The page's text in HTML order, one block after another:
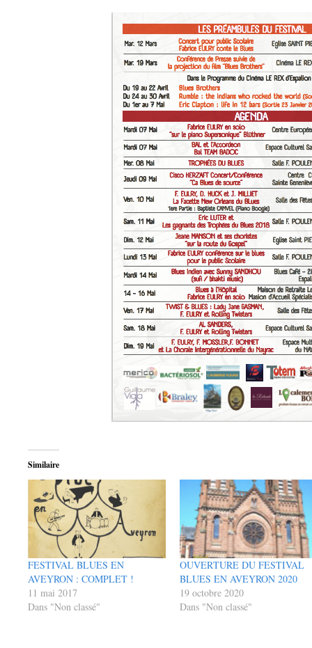
Similaire
FESTIVAL BLUES EN
AVEYRON : COMPLET !
11 mai 2017
Dans "Non classé"
OUVERTURE DU FESTIVAL
BLUES EN AVEYRON 2020
19 octobre 2020
Dans "Non classé"